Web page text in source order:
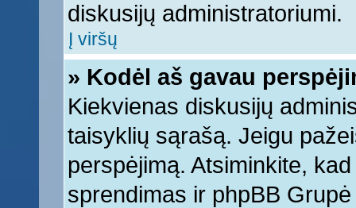
diskusijų administratoriumi.
Į viršų
» Kodėl aš gavau
Kiekvienas diskusijų
taisyklių sąrašą. Jeigu
perspėjimą. Atsiminkite,
sprendimas ir phpBB